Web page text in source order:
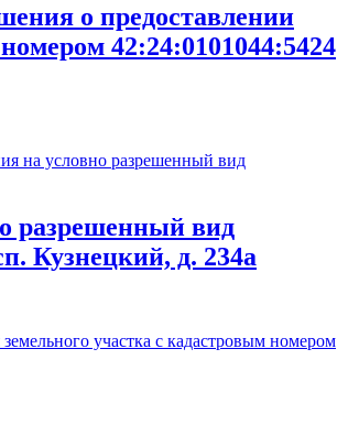
о предоставлении
42:24:0101044:5424
на условно разрешенный вид
разрешенный вид
Кузнецкий, д. 234а
участка с кадастровым номером